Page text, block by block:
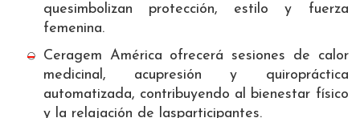
quesimbolizan protección, estilo y fuerza
femenina.
Ceragem América ofrecerá sesiones de calor
medicinal, acupresión y quiropráctica
automatizada, contribuyendo al bienestar físico
y la relajación de lasparticipantes.